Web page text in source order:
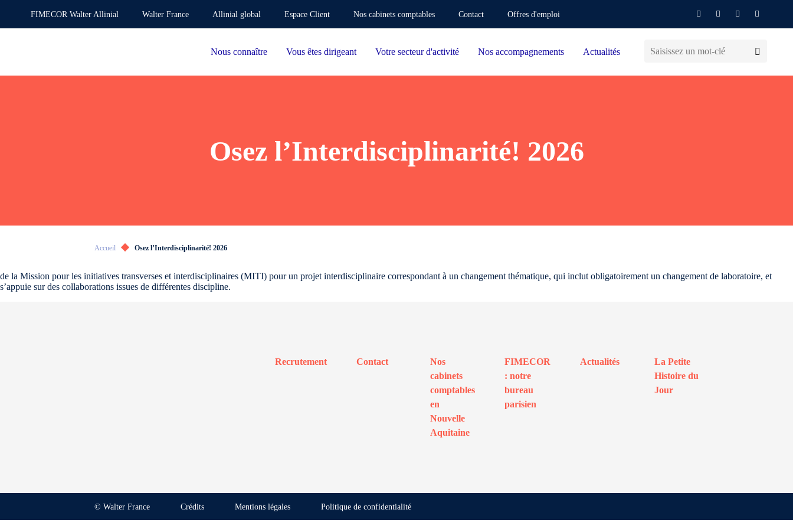
FIMECOR Walter Allinial Walter France Allinial global Espace Client Nos cabinets comptables Contact Offres d'emploi
Nous connaître Vous êtes dirigeant Votre secteur d'activité Nos accompagnements Actualités
Osez l’Interdisciplinarité! 2026
Accueil Osez l’Interdisciplinarité! 2026
de la Mission pour les initiatives transverses et interdisciplinaires (MITI) pour un projet interdisciplinaire correspondant à un changement thématique, qui inclut obligatoirement un changement de laboratoire, et
s’appuie sur des collaborations issues de différentes discipline.
Recrutement Contact
Nos
cabinets
comptables
en
Nouvelle
Aquitaine
FIMECOR
: notre
bureau
parisien
Actualités
La Petite
Histoire du
Jour
© Walter France Crédits Mentions légales Politique de confidentialité